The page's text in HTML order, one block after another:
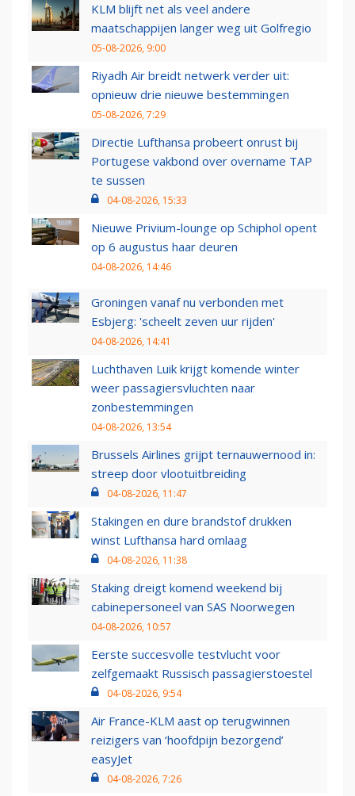
KLM blijft net als veel andere
maatschappijen langer weg uit Golfregio
05-08-2026, 9:00
Riyadh Air breidt netwerk verder uit:
opnieuw drie nieuwe bestemmingen
05-08-2026, 7:29
Directie Lufthansa probeert onrust bij
Portugese vakbond over overname TAP
te sussen
04-08-2026, 15:33
Nieuwe Privium-lounge op Schiphol opent
op 6 augustus haar deuren
04-08-2026, 14:46
Groningen vanaf nu verbonden met
Esbjerg: 'scheelt zeven uur rijden'
04-08-2026, 14:41
Luchthaven Luik krijgt komende winter
weer passagiersvluchten naar
zonbestemmingen
04-08-2026, 13:54
Brussels Airlines grijpt ternauwernood in:
streep door vlootuitbreiding
04-08-2026, 11:47
Stakingen en dure brandstof drukken
winst Lufthansa hard omlaag
04-08-2026, 11:38
Staking dreigt komend weekend bij
cabinepersoneel van SAS Noorwegen
04-08-2026, 10:57
Eerste succesvolle testvlucht voor
zelfgemaakt Russisch passagierstoestel
04-08-2026, 9:54
Air France-KLM aast op terugwinnen
reizigers van ‘hoofdpijn bezorgend’
easyJet
04-08-2026, 7:26